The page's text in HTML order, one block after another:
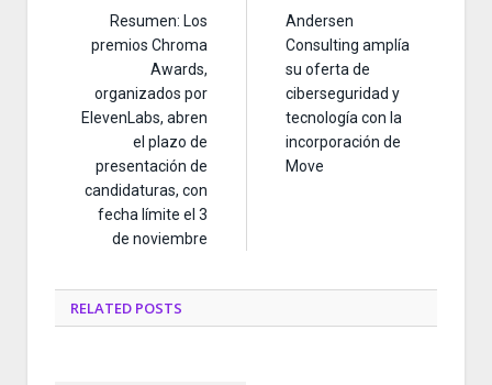
Resumen: Los
premios Chroma
Awards,
organizados por
ElevenLabs, abren
el plazo de
presentación de
candidaturas, con
fecha límite el 3
de noviembre
Andersen
Consulting amplía
su oferta de
ciberseguridad y
tecnología con la
incorporación de
Move
RELATED POSTS